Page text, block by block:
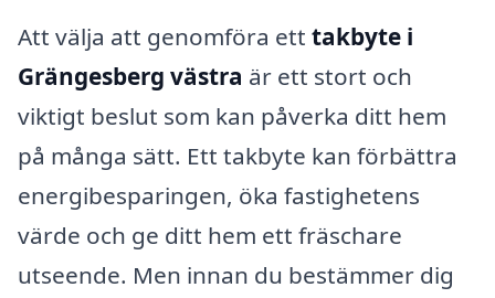
Att välja att genomföra ett takbyte i
Grängesberg västra är ett stort och
viktigt beslut som kan påverka ditt hem
på många sätt. Ett takbyte kan förbättra
energibesparingen, öka fastighetens
värde och ge ditt hem ett fräschare
utseende. Men innan du bestämmer dig